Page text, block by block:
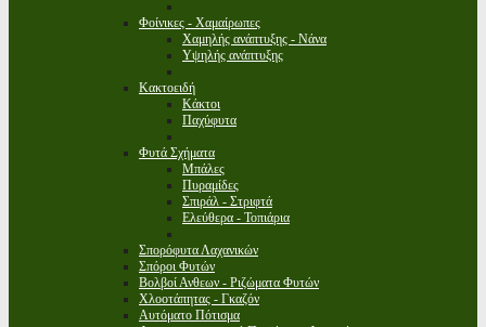
Φοίνικες - Χαμαίρωπες
Χαμηλής ανάπτυξης - Νάνα
Υψηλής ανάπτυξης
Κακτοειδή
Κάκτοι
Παχύφυτα
Φυτά Σχήματα
Μπάλες
Πυραμίδες
Σπιράλ - Στριφτά
Ελεύθερα - Τοπιάρια
Σπορόφυτα Λαχανικών
Σπόροι Φυτών
Βολβοί Ανθεων - Ριζώματα Φυτών
Χλοοτάπητας - Γκαζόν
Αυτόματο Πότισμα